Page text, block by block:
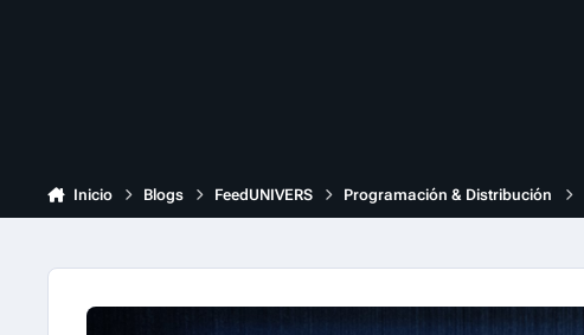
Inicio Blogs FeedUNIVERS Programación & Distribución